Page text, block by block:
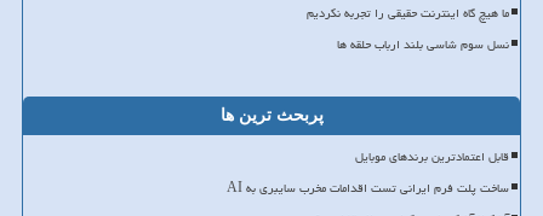
ما هیچ گاه اینترنت حقیقی را تجربه نکردیم
نسل سوم شاسی بلند ارباب حلقه ها
پربحث ترین ها
قابل اعتمادترین برندهای موبایل
ساخت پلت فرم ایرانی تست اقدامات مخرب سایبری به AI